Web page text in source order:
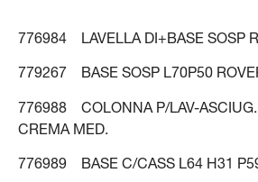
776984 LAVELLA DI+BASE SOSP
779267 BASE SOSP L70P50
776988 COLONNA P/LAV-
CREMA MED.
776989 BASE C/CASS L64 H31